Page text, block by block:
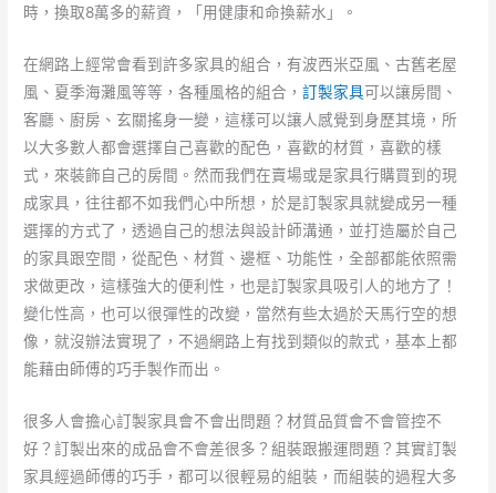
時，換取8萬多的薪資，「用健康和命換薪水」。
在網路上經常會看到許多家具的組合，有波西米亞風、古舊老屋
風、夏季海灘風等等，各種風格的組合，訂製家具可以讓房間、
客廳、廚房、玄關搖身一變，這樣可以讓人感覺到身歷其境，所
以大多數人都會選擇自己喜歡的配色，喜歡的材質，喜歡的樣
式，來裝飾自己的房間。然而我們在賣場或是家具行購買到的現
成家具，往往都不如我們心中所想，於是訂製家具就變成另一種
選擇的方式了，透過自己的想法與設計師溝通，並打造屬於自己
的家具跟空間，從配色、材質、邊框、功能性，全部都能依照需
求做更改，這樣強大的便利性，也是訂製家具吸引人的地方了！
變化性高，也可以很彈性的改變，當然有些太過於天馬行空的想
像，就沒辦法實現了，不過網路上有找到類似的款式，基本上都
能藉由師傅的巧手製作而出。
很多人會擔心訂製家具會不會出問題？材質品質會不會管控不
好？訂製出來的成品會不會差很多？組裝跟搬運問題？其實訂製
家具經過師傅的巧手，都可以很輕易的組裝，而組裝的過程大多